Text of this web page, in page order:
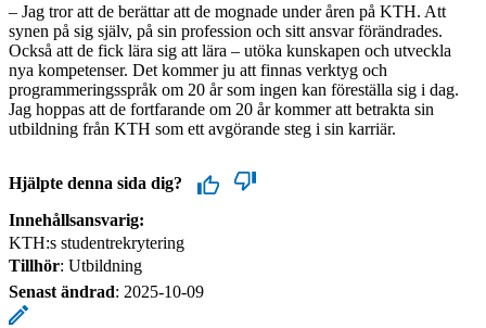
– Jag tror att de berättar att de mognade under åren på KTH. Att
synen på sig själv, på sin profession och sitt ansvar förändrades.
Också att de fick lära sig att lära – utöka kunskapen och utveckla
nya kompetenser. Det kommer ju att finnas verktyg och
programmeringsspråk om 20 år som ingen kan föreställa sig i dag.
Jag hoppas att de fortfarande om 20 år kommer att betrakta sin
utbildning från KTH som ett avgörande steg i sin karriär.
Hjälpte denna sida dig?
Innehållsansvarig:
KTH:s studentrekrytering
Tillhör: Utbildning
Senast ändrad: 2025-10-09